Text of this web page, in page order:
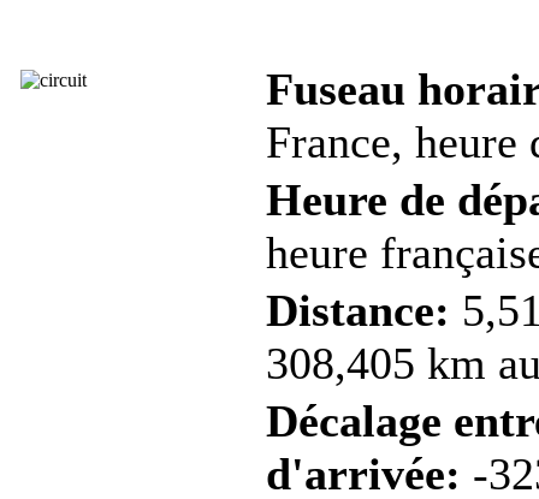
Fuseau
France, heure
Heure de
heure
Distance:
308,405 km
Décalage
d'arrivée: -